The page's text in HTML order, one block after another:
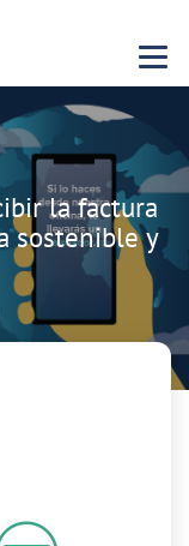
Menu
"Jóvenes
que quieran